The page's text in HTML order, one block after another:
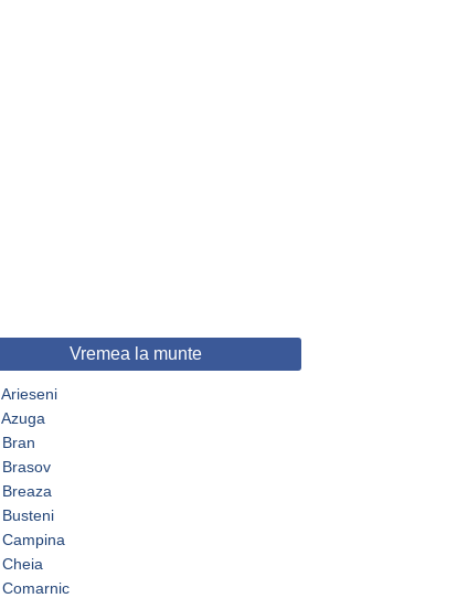
Vremea la munte
Arieseni
Azuga
Bran
Brasov
Breaza
Busteni
Campina
Cheia
Comarnic